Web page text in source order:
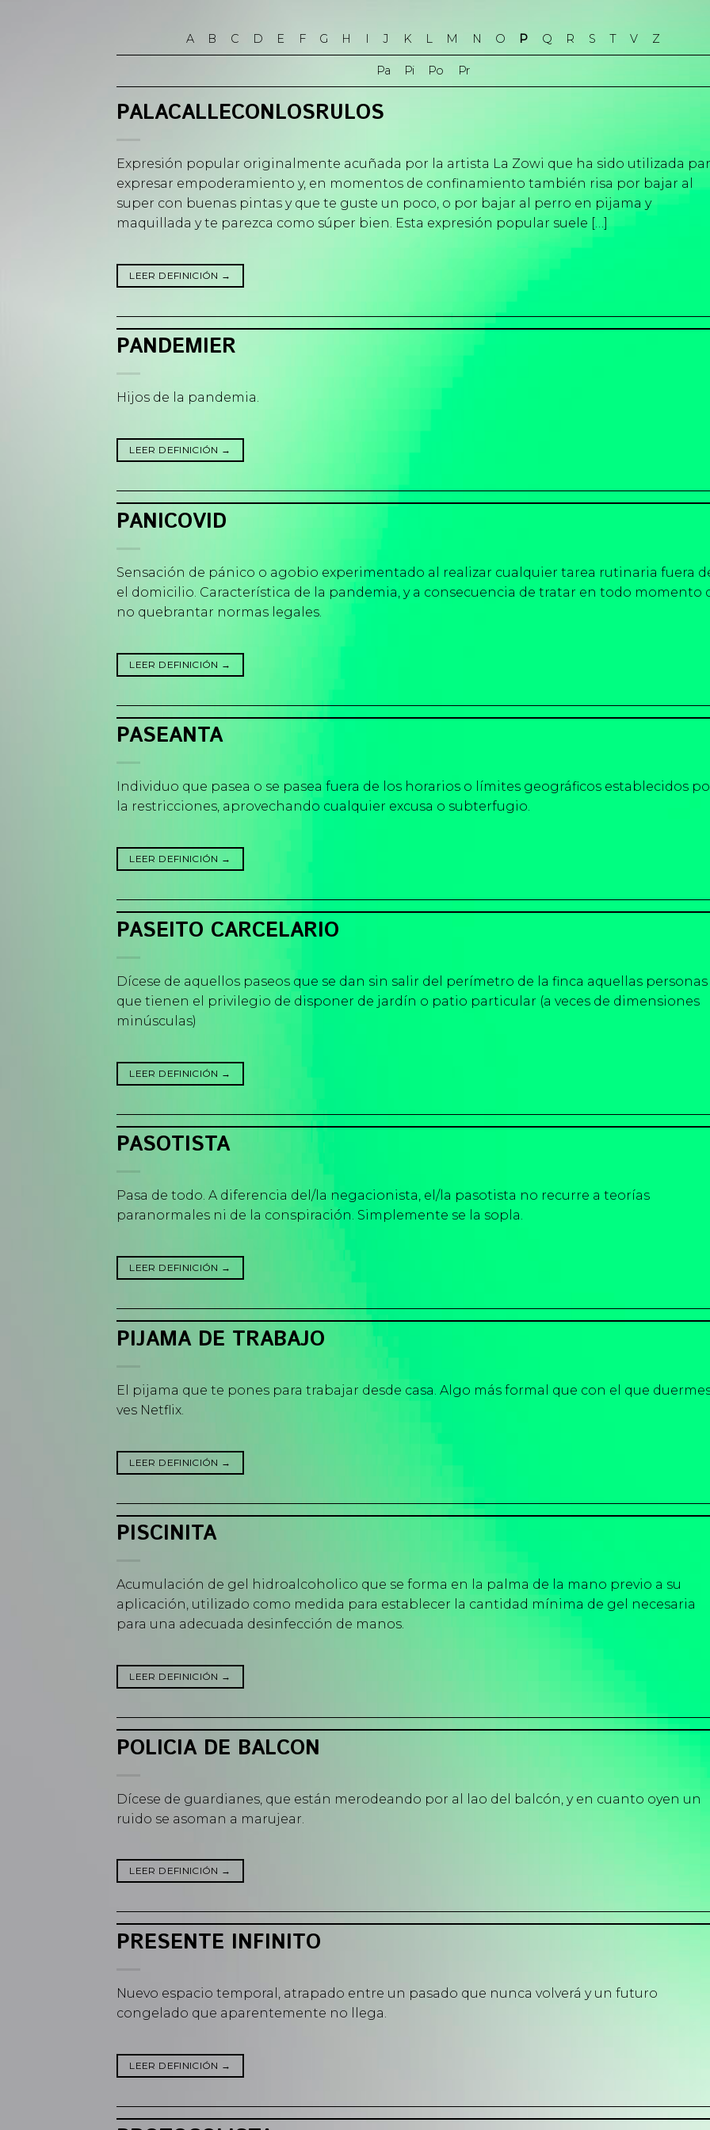
A B C D E F G H I J K L M N O P Q R S T V Z
Pa Pi Po Pr
PALACALLECONLOSRULOS
Expresión popular originalmente acuñada por la artista La Zowi que ha sido utilizada
expresar empoderamiento y, en momentos de confinamiento también risa por bajar al
super con buenas pintas y que te guste un poco, o por bajar al perro en pijama y
maquillada y te parezca como súper bien. Esta expresión popular suele […]
LEER DEFINICIÓN →
PANDEMIER
Hijos de la pandemia.
LEER DEFINICIÓN →
PANICOVID
Sensación de pánico o agobio experimentado al realizar cualquier tarea rutinaria fuera
el domicilio. Característica de la pandemia, y a consecuencia de tratar en todo momento
no quebrantar normas legales.
LEER DEFINICIÓN →
PASEANTA
Individuo que pasea o se pasea fuera de los horarios o límites geográficos establecidos
la restricciones, aprovechando cualquier excusa o subterfugio.
LEER DEFINICIÓN →
PASEITO CARCELARIO
Dícese de aquellos paseos que se dan sin salir del perímetro de la finca aquellas personas
que tienen el privilegio de disponer de jardín o patio particular (a veces de dimensiones
minúsculas)
LEER DEFINICIÓN →
PASOTISTA
Pasa de todo. A diferencia del/la negacionista, el/la pasotista no recurre a teorías
paranormales ni de la conspiración. Simplemente se la sopla.
LEER DEFINICIÓN →
PIJAMA DE TRABAJO
El pijama que te pones para trabajar desde casa. Algo más formal que con el que
ves Netflix.
LEER DEFINICIÓN →
PISCINITA
Acumulación de gel hidroalcoholico que se forma en la palma de la mano previo a su
aplicación, utilizado como medida para establecer la cantidad mínima de gel necesaria
para una adecuada desinfección de manos.
LEER DEFINICIÓN →
POLICIA DE BALCON
Dícese de guardianes, que están merodeando por al lao del balcón, y en cuanto oyen un
ruido se asoman a marujear.
LEER DEFINICIÓN →
PRESENTE INFINITO
Nuevo espacio temporal, atrapado entre un pasado que nunca volverá y un futuro
congelado que aparentemente no llega.
LEER DEFINICIÓN →